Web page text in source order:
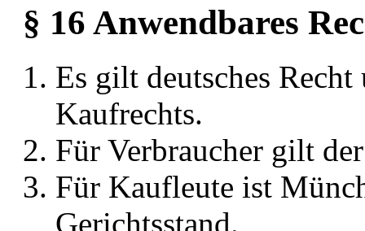
§ 16 Anwendbares
Es gilt deutsches
Kaufrechts.
Für Verbraucher gilt
Für Kaufleute ist
Gerichtsstand.